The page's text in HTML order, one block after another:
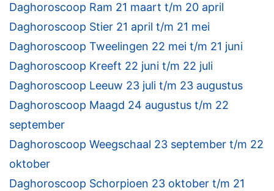
Daghoroscoop Ram 21 maart t/m 20 april
Daghoroscoop Stier 21 april t/m 21 mei
Daghoroscoop Tweelingen 22 mei t/m 21 juni
Daghoroscoop Kreeft 22 juni t/m 22 juli
Daghoroscoop Leeuw 23 juli t/m 23 augustus
Daghoroscoop Maagd 24 augustus t/m 22
september
Daghoroscoop Weegschaal 23 september t/m 22
oktober
Daghoroscoop Schorpioen 23 oktober t/m 21